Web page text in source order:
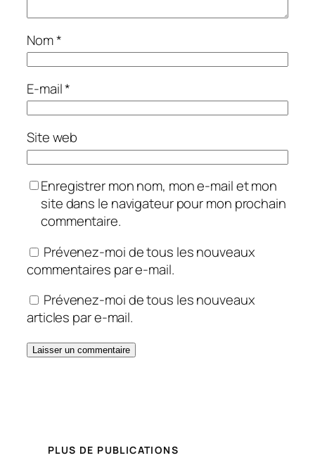
Nom*
E-mail*
Site web
Enregistrer mon nom, mon e-mail et mon
site dans le navigateur pour mon prochain
commentaire.
Prévenez-moi de tous les nouveaux
commentaires par e-mail.
Prévenez-moi de tous les nouveaux
articles par e-mail.
PLUS DE PUBLICATIONS